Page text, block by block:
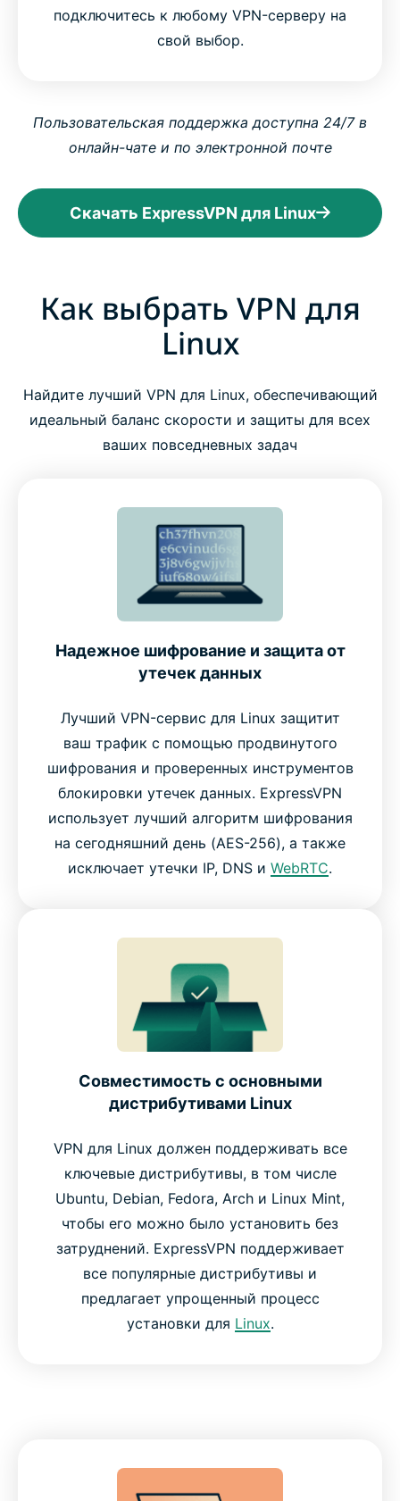
подключитесь к любому VPN-серверу на
свой выбор.
Пользовательская поддержка доступна 24/7 в
онлайн-чате и по электронной почте
Скачать ExpressVPN для Linux
Как выбрать VPN для
Linux
Найдите лучший VPN для Linux, обеспечивающий
идеальный баланс скорости и защиты для всех
ваших повседневных задач
Надежное шифрование и защита от
утечек данных
Лучший VPN-сервис для Linux защитит
ваш трафик с помощью продвинутого
шифрования и проверенных инструментов
блокировки утечек данных. ExpressVPN
использует лучший алгоритм шифрования
на сегодняшний день (AES-256), а также
исключает утечки IP, DNS и WebRTC.
Совместимость с основными
дистрибутивами Linux
VPN для Linux должен поддерживать все
ключевые дистрибутивы, в том числе
Ubuntu, Debian, Fedora, Arch и Linux Mint,
чтобы его можно было установить без
затруднений. ExpressVPN поддерживает
все популярные дистрибутивы и
предлагает упрощенный процесс
установки для Linux.